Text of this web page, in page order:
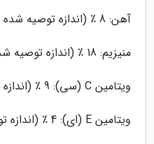
آهن: 8 ٪ (اندازه توصیه شده روزانه)
منیزیم: 18 ٪ (اندازه توصیه شده روزانه)
ویتامین C (سی): 9 ٪ (اندازه توصیه شده روزانه)
ویتامین E (ای): 4 ٪ (اندازه توصیه شده روزانه)